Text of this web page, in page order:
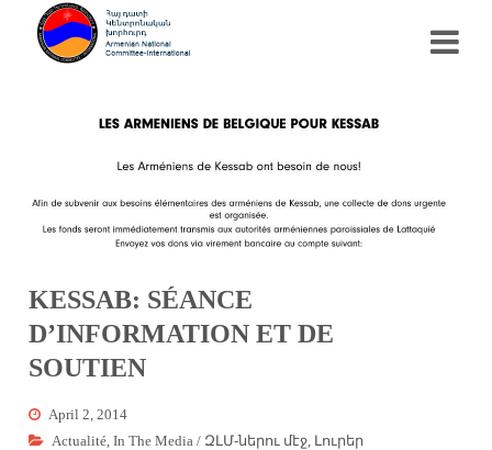
KESSAB: SÉANCE
D’INFORMATION ET DE
SOUTIEN
April 2, 2014
Actualité ,In The Media / ԶԼՄ-ներու մէջ Լուրեր